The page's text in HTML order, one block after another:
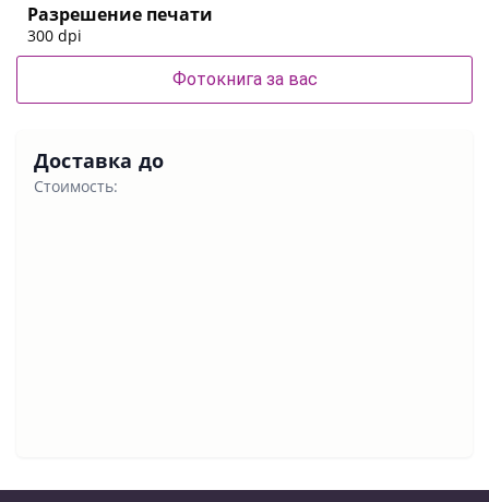
Разрешение печати
300 dpi
Фотокнига за вас
Доставка до
Стоимость: